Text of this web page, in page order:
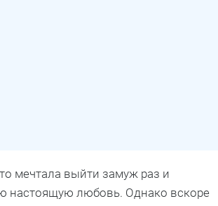
мечтала выйти замуж раз и
настоящую любовь. Однако вскоре